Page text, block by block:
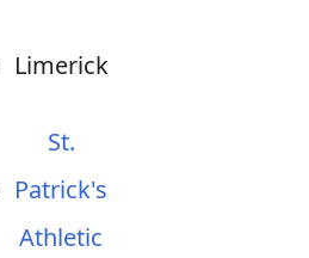
Limerick
St.
Patrick's
Athletic